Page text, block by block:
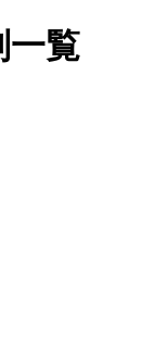
一覧